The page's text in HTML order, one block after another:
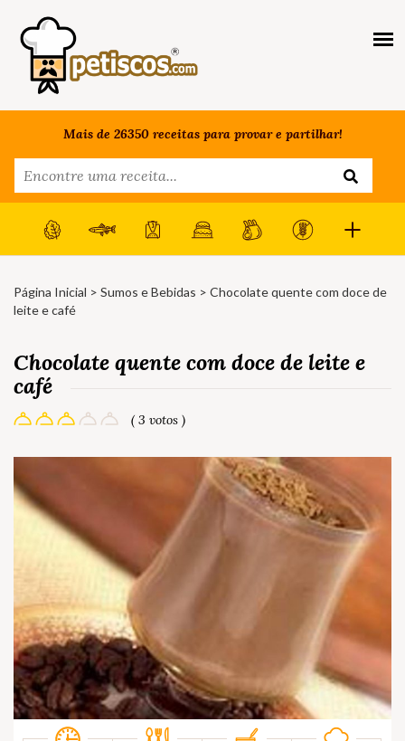
Mais de 26350 receitas para provar e partilhar!
Página Inicial > Sumos e Bebidas > Chocolate quente com doce de
leite e café
Chocolate quente com doce de leite e
café
( 3 votos )